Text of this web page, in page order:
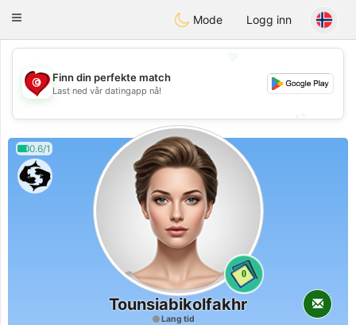
Tunisia Dating
Toggle
Mode Logg inn
💖
💕
Finn din perfekte match
Last ned vår datingapp nå!
0.6/1
0
Tounsiabikolfakhr
Lang tid